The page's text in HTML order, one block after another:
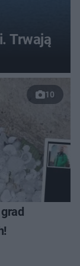
Trwają
10